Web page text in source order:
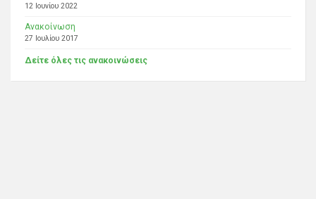
12 Ιουνίου 2022
Ανακοίνωση
27 Ιουλίου 2017
Δείτε όλες τις ανακοινώσεις